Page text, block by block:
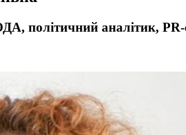
політичний аналітик, PR-